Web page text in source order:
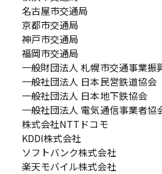
名古屋市交通局
京都市交通局
神戸市交通局
福岡市交通局
一般財団法人 札幌市交通事業振
一般社団法人 日本民営鉄道協会
一般社団法人 日本地下鉄協会
一般社団法人 電気通信事業者協
株式会社NTTドコモ
KDDI株式会社
ソフトバンク株式会社
楽天モバイル株式会社